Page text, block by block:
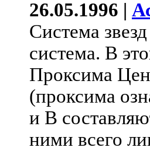
26.05.1996 |
Система звезд
система. В
Проксима
(проксима
и B
ними всего